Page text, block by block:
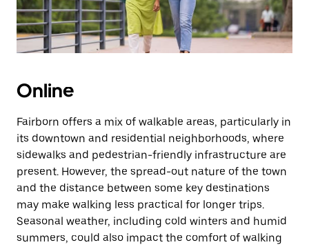
Online
Fairborn offers a mix of walkable areas, particularly in
its downtown and residential neighborhoods, where
sidewalks and pedestrian-friendly infrastructure are
present. However, the spread-out nature of the town
and the distance between some key destinations
may make walking less practical for longer trips.
Seasonal weather, including cold winters and humid
summers, could also impact the comfort of walking